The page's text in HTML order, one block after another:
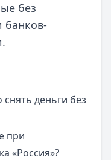
без
банков-
деньги без
при
«Россия»?